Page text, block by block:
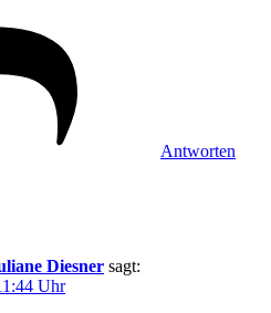
Antworten
Diesner sagt:
Uhr